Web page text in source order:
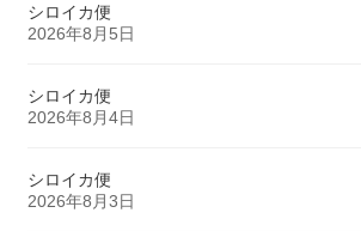
シロイカ便
2026年8月5日
シロイカ便
2026年8月4日
シロイカ便
2026年8月3日